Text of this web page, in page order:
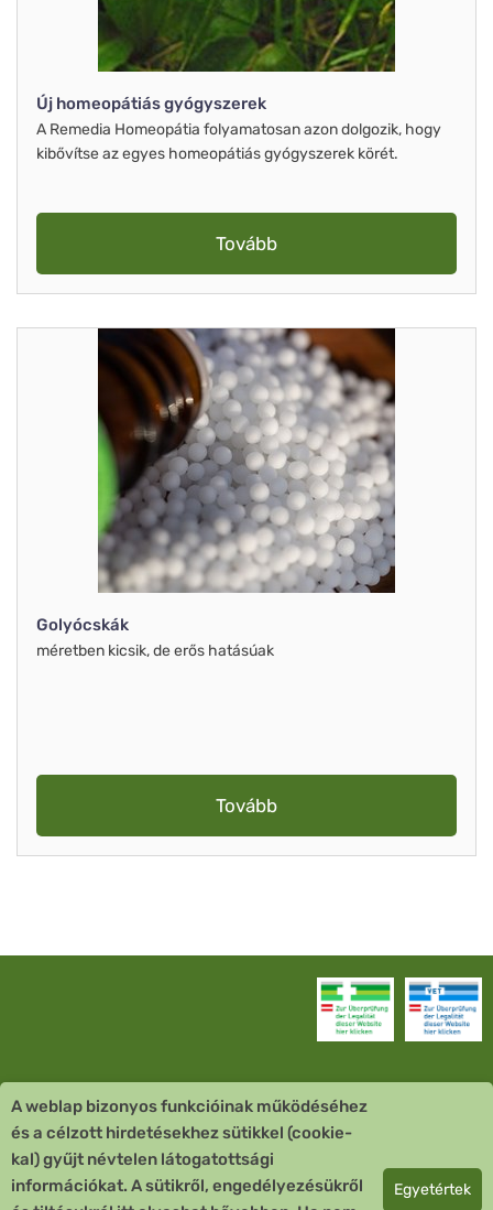
Új homeopátiás gyógyszerek
A Remedia Homeopátia folyamatosan azon dolgozik, hogy
kibővítse az egyes homeopátiás gyógyszerek körét.
Tovább
Golyócskák
méretben kicsik, de erős hatásúak
Tovább
Vevőszolgálat
Quick Links
A weblap bizonyos funkcióinak működéséhez
és a célzott hirdetésekhez sütikkel (cookie-
kal) gyűjt névtelen látogatottsági
információkat. A sütikről, engedélyezésükről
Egyetértek